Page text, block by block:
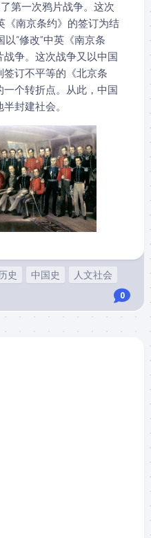
第一次鸦片战争。这次
《南京条约》的签订为结
“修改”中英《南京条
争。这次战争又以中国
订不平等的《北京条
个转折点。从此，中国
封建社会。
史 中国史
人文社会
0